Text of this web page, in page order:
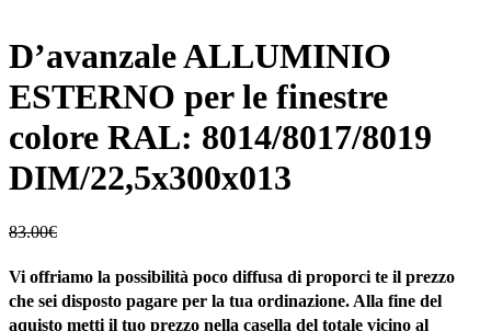
D’avanzale ALLUMINIO
ESTERNO per le finestre
colore RAL: 8014/8017/8019
DIM/22,5x300x013
83.00€
Vi offriamo la possibilità poco diffusa di proporci te il prezzo
che sei disposto pagare per la tua ordinazione. Alla fine del
aquisto metti il tuo prezzo nella casella del totale vicino al